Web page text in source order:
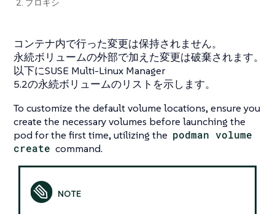
2. プロキシ
コンテナ内で行った変更は保持されません。
永続ボリュームの外部で加えた変更は破棄されます。
以下にSUSE Multi-Linux Manager
5.2の永続ボリュームのリストを示します。
To customize the default volume locations, ensure you
create the necessary volumes before launching the
pod for the first time, utilizing the podman volume
create command.